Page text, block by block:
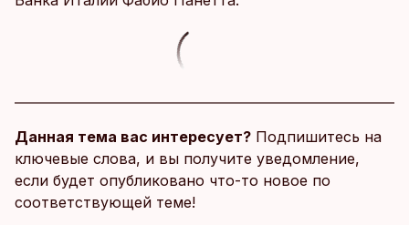
Данная тема вас интересует? Подпишитесь на
ключевые слова, и вы получите уведомление,
если будет опубликовано что-то новое по
соответствующей теме!